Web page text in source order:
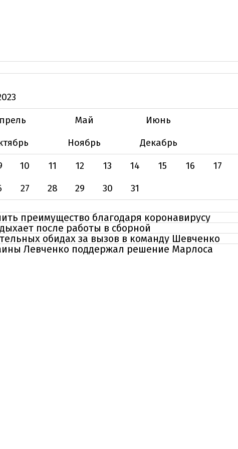
Май
Июнь
Ноябрь
Декабрь
10 11 12 13 14 15 16
17
27 28 29 30 31
преимущество благодаря коронавирусу
после работы в сборной
обидах за вызов в команду Шевченко
Левченко поддержал решение Марлоса